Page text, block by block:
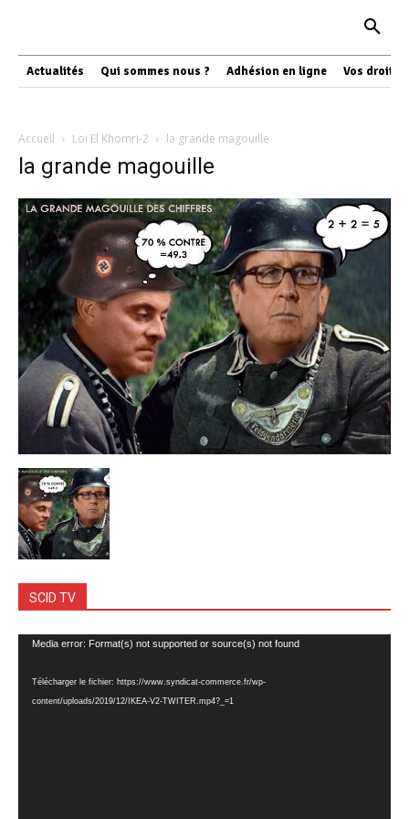
Actualités Qui sommes nous ? Adhésion en ligne Vos droits
Accueil Loi El Khomri-2 la grande magouille
la grande magouille
SCID TV
Lecteur
Media error: Format(s) not supported or source(s) not found
Télécharger le fichier: https://www.syndicat-commerce.fr/wp-
content/uploads/2019/12/IKEA-V2-TWITER.mp4?_=1